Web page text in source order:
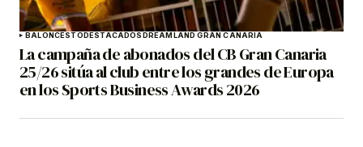
BALONCESTODESTACADOSDREAMLAND GRAN CANARIA
La campaña de abonados del CB Gran Canaria
25/26 sitúa al club entre los grandes de Europa
en los Sports Business Awards 2026